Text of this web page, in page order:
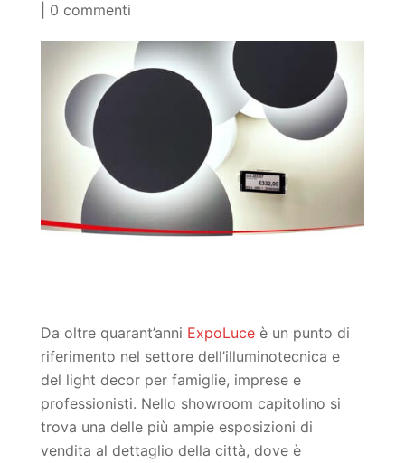
0 commenti
Da oltre quarant’anni ExpoLuceè un punto di
riferimento nel settore dell’illuminotecnica e
del light decor per famiglie, imprese e
professionisti. Nello showroom capitolino si
trova una delle più ampie esposizioni di
vendita al dettaglio della città, dove è